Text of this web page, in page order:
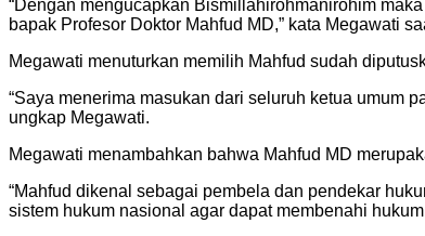
“Dengan mengucapkan Bismillahirohmanirohim
bapak Profesor Doktor Mahfud MD,” kata Megawati
Megawati menuturkan memilih Mahfud sudah
“Saya menerima masukan dari seluruh ketua umum
ungkap Megawati.
Megawati menambahkan bahwa Mahfud MD
“Mahfud dikenal sebagai pembela dan pendekar
sistem hukum nasional agar dapat membenahi